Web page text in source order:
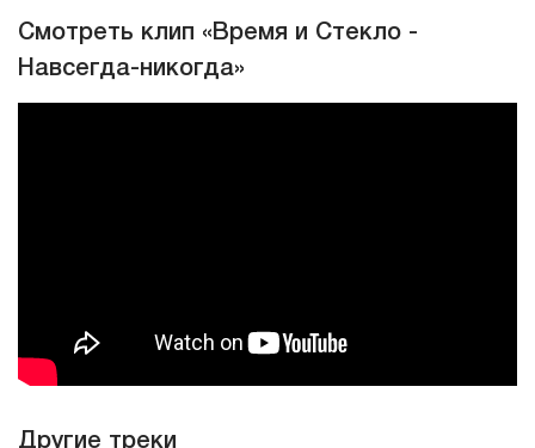
Смотреть клип «Время и Стекло -
Навсегда-никогда»
Другие треки